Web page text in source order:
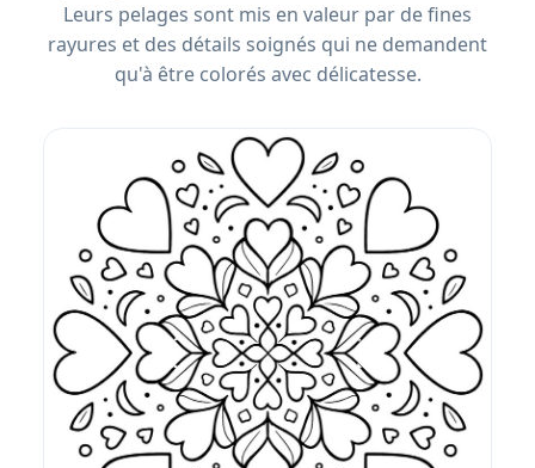
Leurs pelages sont mis en valeur par de fines
rayures et des détails soignés qui ne demandent
qu'à être colorés avec délicatesse.